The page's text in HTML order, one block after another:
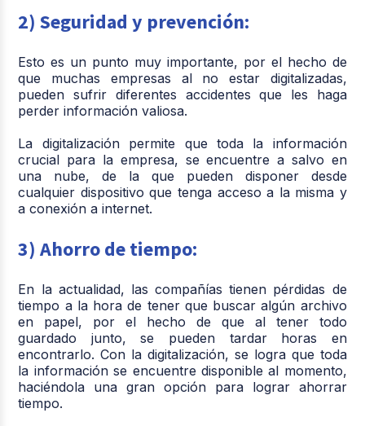
2) Seguridad y prevención:
Esto es un punto muy importante, por el hecho de
que muchas empresas al no estar digitalizadas,
pueden sufrir diferentes accidentes que les haga
perder información valiosa.
La digitalización permite que toda la información
crucial para la empresa, se encuentre a salvo en
una nube, de la que pueden disponer desde
cualquier dispositivo que tenga acceso a la misma y
a conexión a internet.
3) Ahorro de tiempo:
En la actualidad, las compañías tienen pérdidas de
tiempo a la hora de tener que buscar algún archivo
en papel, por el hecho de que al tener todo
guardado junto, se pueden tardar horas en
encontrarlo. Con la digitalización, se logra que toda
la información se encuentre disponible al momento,
haciéndola una gran opción para lograr ahorrar
tiempo.